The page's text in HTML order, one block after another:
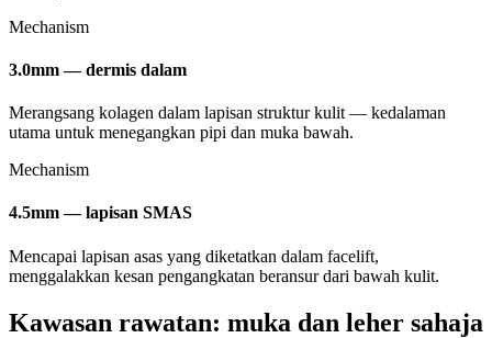
Mechanism
3.0mm — dermis dalam
Merangsang kolagen dalam lapisan struktur kulit — kedalaman
utama untuk menegangkan pipi dan muka bawah.
Mechanism
4.5mm — lapisan SMAS
Mencapai lapisan asas yang diketatkan dalam facelift,
menggalakkan kesan pengangkatan beransur dari bawah kulit.
Kawasan rawatan: muka dan leher sahaja